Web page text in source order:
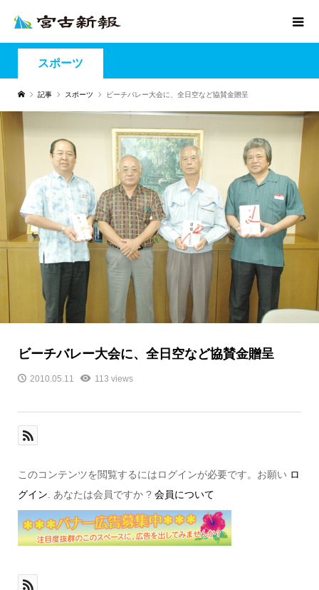
スポーツ
記事 スポーツ ビーチバレー大会に、全日空など協賛金贈呈
ビーチバレー大会に、全日空など協賛金贈呈
2010.05.11 113 views
このコンテンツを閲覧するにはログインが必要です。お願い ロ
グイン. あなたは会員ですか ? 会員について